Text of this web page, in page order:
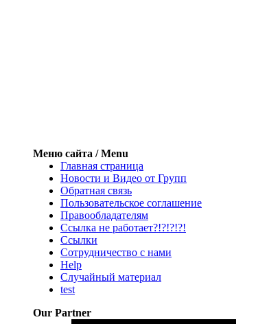
Меню сайта / Menu
Главная страница
Новости и Видео от Групп
Обратная связь
Пользовательское соглашение
Правообладателям
Ссылка не работает?!?!?!?!
Ссылки
Сотрудничество с нами
Help
Cлучайный материал
test
Our Partner